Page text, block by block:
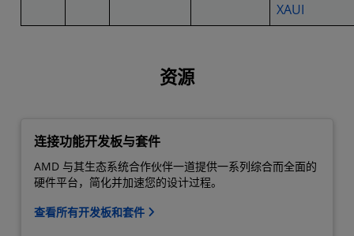
XAUI
资源
连接功能开发板与套件
AMD 与其生态系统合作伙伴一道提供一系列综合而全面的
硬件平台，简化并加速您的设计过程。
查看所有开发板和套件